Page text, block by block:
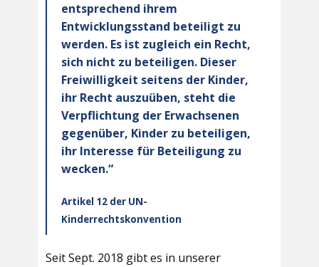
entsprechend ihrem
Entwicklungsstand beteiligt zu
werden. Es ist zugleich ein Recht,
sich nicht zu beteiligen. Dieser
Freiwilligkeit seitens der Kinder,
ihr Recht auszuüben, steht die
Verpflichtung der Erwachsenen
gegenüber, Kinder zu beteiligen,
ihr Interesse für Beteiligung zu
wecken.“
Artikel 12 der UN-
Kinderrechtskonvention
Seit Sept. 2018 gibt es in unserer